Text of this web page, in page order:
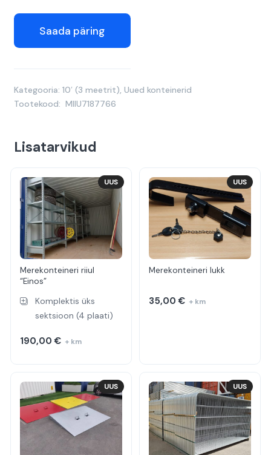
Saada päring
Kategooria: 10′ (3 meetrit), Uued konteinerid
Tootekood: MIIU7187766
Lisatarvikud
Merekonteineri riiul
“Einos”
Komplektis üks
sektsioon (4 plaati)
190,00€ + km
UUS
Merekonteineri lukk
35,00€ + km
UUS
UUS UUS